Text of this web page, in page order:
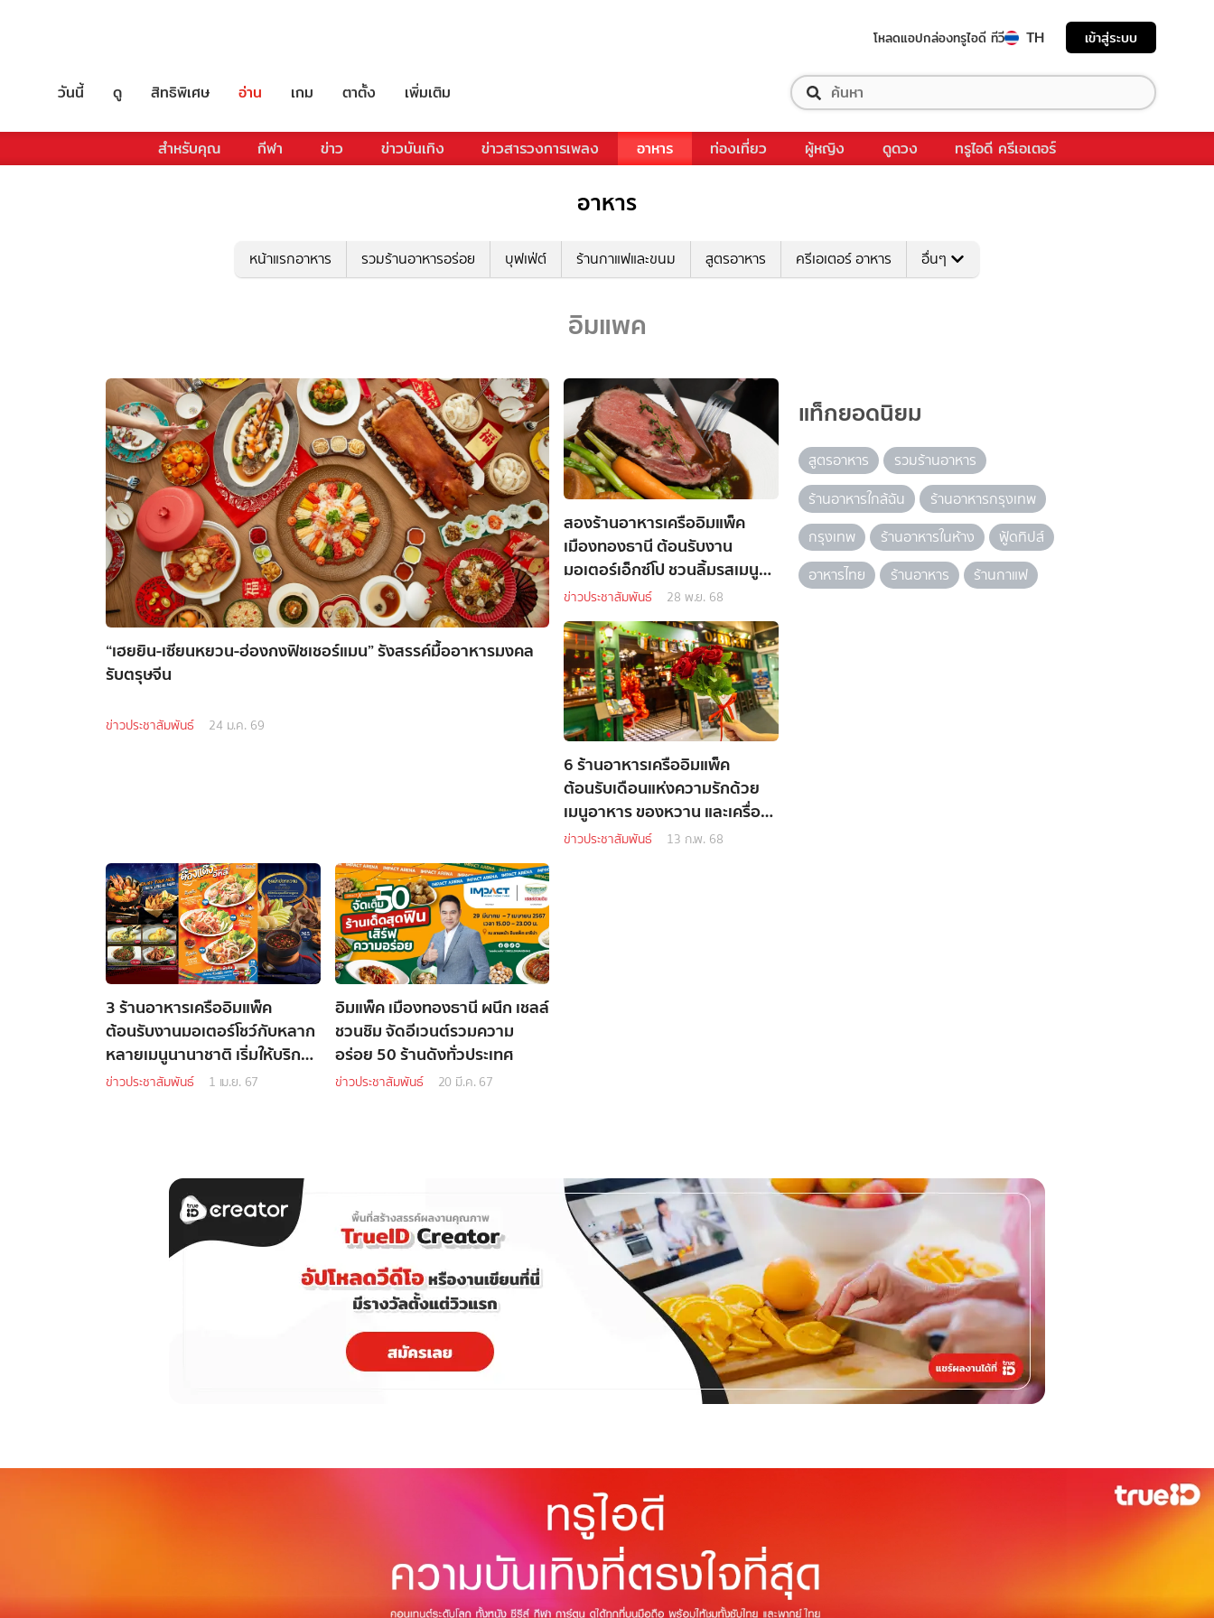
โหลดแอปกล่องทรูไอดี ทีวี TH เข้าสู่ระบบ
วันนี้ ดู สิทธิพิเศษ อ่าน เกม ตาตั้ง เพิ่มเติม
สำหรับคุณ กีฬา ข่าว ข่าวบันเทิง ข่าวสารวงการเพลง อาหาร ท่องเที่ยว ผู้หญิง ดูดวง ทรูไอดี ครีเอเตอร์
อาหาร
หน้าแรกอาหาร รวมร้านอาหารอร่อย บุฟเฟ่ต์ ร้านกาแฟและขนม สูตรอาหาร ครีเอเตอร์ อาหาร อื่นๆ
อิมแพค
“เฮยยิน-เซียนหยวน-ฮ่องกงฟิชเชอร์แมน” รังสรรค์มื้ออาหารมงคล
รับตรุษจีน
ข่าวประชาสัมพันธ์ 24 ม.ค. 69
สองร้านอาหารเครืออิมแพ็ค
เมืองทองธานี ต้อนรับงาน
มอเตอร์เอ็กซ์โป ชวนลิ้มรสเมนู
พิเศษ
ข่าวประชาสัมพันธ์ 28 พ.ย. 68
6 ร้านอาหารเครืออิมแพ็ค
ต้อนรับเดือนแห่งความรักด้วย
เมนูอาหาร ของหวาน และเครื่อง
ดื่มสุดพิเศษ
ข่าวประชาสัมพันธ์ 13 ก.พ. 68
3 ร้านอาหารเครืออิมแพ็ค
ต้อนรับงานมอเตอร์โชว์กับหลาก
หลายเมนูนานาชาติ เริ่มให้บริการ
แล้วตั้งแต่วันนี้เป็นต้นไป
ข่าวประชาสัมพันธ์ 1 เม.ย. 67
อิมแพ็ค เมืองทองธานี ผนึก เชลล์
ชวนชิม จัดอีเวนต์รวมความ
อร่อย 50 ร้านดังทั่วประเทศ
ข่าวประชาสัมพันธ์ 20 มี.ค. 67
แท็กยอดนิยม
สูตรอาหาร
รวมร้านอาหาร
ร้านอาหารใกล้ฉัน
ร้านอาหารกรุงเทพ
กรุงเทพ
ร้านอาหารในห้าง
ฟู้ดทิปส์
อาหารไทย
ร้านอาหาร ร้านกาแฟ